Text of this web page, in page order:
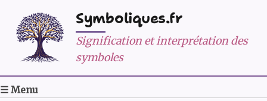
Symboliques.fr
Signification et interprétation des
symboles
☰ Menu